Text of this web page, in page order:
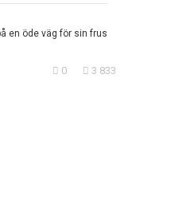
en öde väg för sin frus
0 3 833